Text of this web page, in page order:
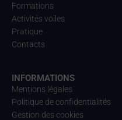
Formations
Activités voiles
Pratique
Contacts
INFORMATIONS
Mentions légales
Politique de confidentialités
Gestion des cookies